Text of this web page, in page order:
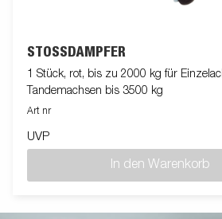
STOSSDÄMPFER
1 Stück, rot, bis zu 2000 kg für
Tandemachsen bis 3500 kg
Art nr
UVP
In den Warenkorb